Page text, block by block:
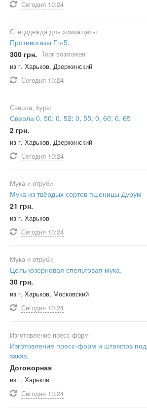
Сегодня 10:24
Спецодежда для химзащиты
Противогазы Гп-5.
300 грн. Торг возможен
из г. Харьков, Дзержинский
Сегодня 10:24
Сверла, буры
Сверла 0, 50; 0, 52; 0, 55; 0, 60; 0, 65
2 грн.
из г. Харьков, Дзержинский
Сегодня 10:24
Мука и отруби
Мука из твёрдых сортов пшеницы Дурум
21 грн.
из г. Харьков
Сегодня 10:24
Мука и отруби
Цельнозерновая спельтовая мука.
30 грн.
из г. Харьков, Московский
Сегодня 10:24
Изготовление пресс-форм
Изготовление пресс-форм и штампов под
заказ.
Договорная
из г. Харьков
Сегодня 10:24